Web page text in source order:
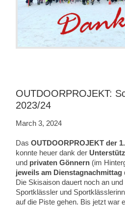
OUTDOORPROJEKT:
2023/24
March 3, 2024
DasOUTDOORPROJEKT der
konnte heuer dank der
und privaten Gönnern (im
jeweils am Dienstagnachmittag
Die Skisaison dauert noch an und
Sportklässler und
auf die Piste gehen. Bis jetzt war